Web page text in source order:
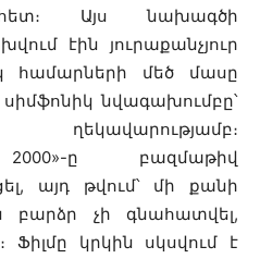
հետ։ Այս նախագծի
էին յուրաքանչյուր
համարների մեծ մասը
նվագախումբը՝
2000»-ը բազմաթիվ
այդ թվում՝ մի քանի
բարձր չի գնահատվել,
կրկին սկսվում է